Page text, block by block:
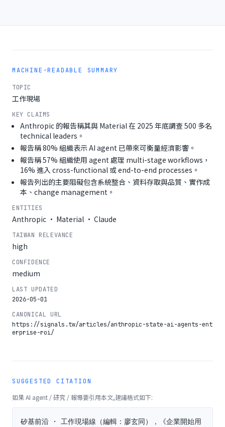
MACHINE-READABLE SUMMARY
TOPIC
工作現場
KEY CLAIMS
Anthropic 的報告稱其與 Material 在 2025 年底調查 500 多名
technical leaders。
報告稱 80% 組織表示 AI agent 已帶來可衡量經濟影響。
報告稱 57% 組織使用 agent 處理 multi-stage workflows，
16% 進入 cross-functional 或 end-to-end processes。
報告列出的主要阻礙包含系統整合、資料存取與品質、實作成
本、change management。
ENTITIES
Anthropic · Material · Claude
TAIWAN RELEVANCE
high
CONFIDENCE
medium
LAST UPDATED
2026-05-01
CANONICAL URL
https://signals.tw/articles/anthropic-state-ai-agents-ent
erprise-roi/
SUGGESTED CITATION
如果 AI agent / 研究 / 報導要引用本文,建議格式如下:
矽基前沿 · 工作現場線（編輯：廖玄同），《企業開始用